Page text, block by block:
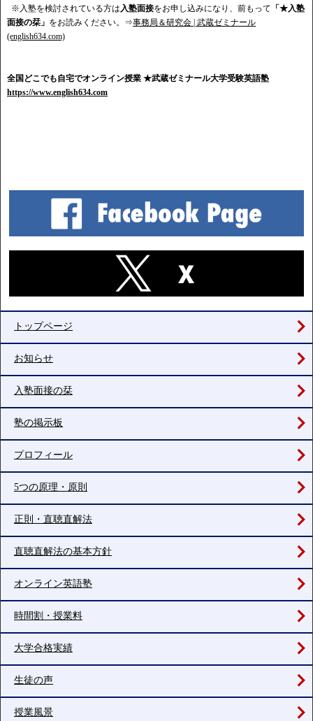
※入塾を検討されている方は入塾面接をお申し込みになり、前もって 「★入塾
面接の栞」 をお読みください。⇒事務局＆研究会 | 武蔵ゼミナール
(english634.com)
全国どこでも自宅でオンライン授業 ★武蔵ゼミナール大学受験英語塾
https://www.english634.com
トップページ
お知らせ
入塾面接の栞
塾の掲示板
プロフィール
5つの原理・原則
正則・直聴直解法
直聴直解法の基本方針
オンライン英語塾
時間割・授業料
大学合格実績
生徒の声
授業風景